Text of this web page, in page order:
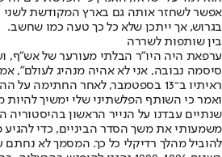
אפשר לשחזר אותה גם בארץ המקודשת לשני
בגרוש, אך ייתכן שלא כל כך טעה כמו שחשב.
בין שותפות לשררה
ערפאת היה היו"ר הבלתי מעורער של אש"ף,
סיסמה נבובה, אני לא אהיה מנהיג לעולם",
ראיתיו ב־13 בספטמבר, לאחר
ואמר כי השותף הפלשתיני שלי ימשיך
משמעותי את משך הסדר הביניים, כדי
להוביל מהלך רדיקלי כל כך. המסמך לא נחתם